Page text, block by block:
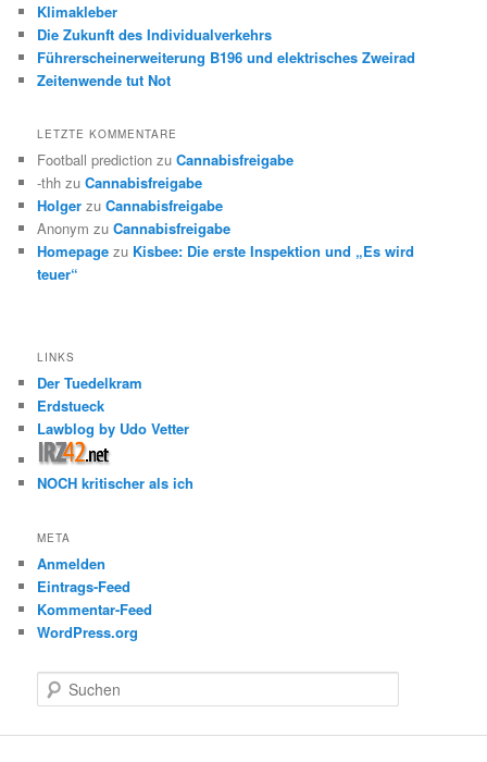
Klimakleber
Die Zukunft des Individualverkehrs
Führerscheinerweiterung B196 und elektrisches Zweirad
Zeitenwende tut Not
LETZTE KOMMENTARE
Football prediction zuCannabisfreigabe
-thh zuCannabisfreigabe
Holger zuCannabisfreigabe
Anonym zuCannabisfreigabe
Homepage zu Kisbee: Die erste Inspektion und „Es wird
teuer“
LINKS
Der Tuedelkram
Erdstueck
Lawblog by Udo Vetter
NOCH kritischer als ich
META
Anmelden
Eintrags-Feed
Kommentar-Feed
WordPress.org
u